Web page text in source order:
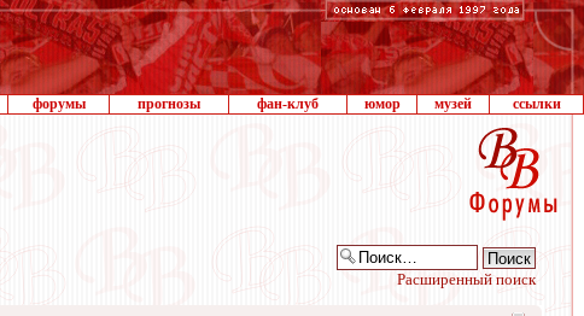
форумы прогнозы фан-клуб юмор музей ссылки
Расширенный поиск